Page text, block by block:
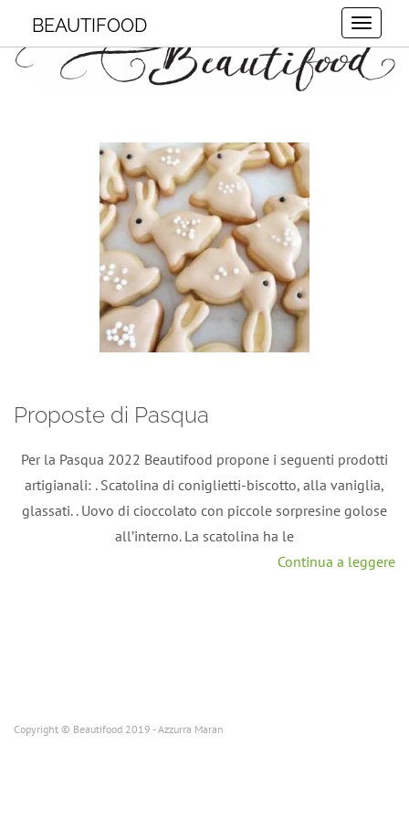
BEAUTIFOOD
Proposte di Pasqua
Per la Pasqua 2022 Beautifood propone i seguenti prodotti
artigianali: . Scatolina di coniglietti-biscotto, alla vaniglia,
glassati. . Uovo di cioccolato con piccole sorpresine golose
all’interno. La scatolina ha le
Continua a leggere
Copyright © Beautifood 2019 - Azzurra Maran